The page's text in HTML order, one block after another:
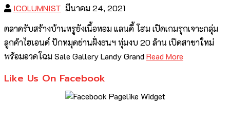
ICOLUMNIST มีนาคม 24, 2021
ตลาดรับสร้างบ้านหรูยังเนื้อหอม แลนดี้ โฮม เปิดเกมรุกเจาะกลุ่ม
ลูกค้าไฮเอนด์ ปักหมุดย่านฝั่งธนฯ ทุ่มงบ 20 ล้าน เปิดสาขาใหม่
พร้อมอวดโฉม Sale Gallery Landy Grand Read More
Like Us On Facebook